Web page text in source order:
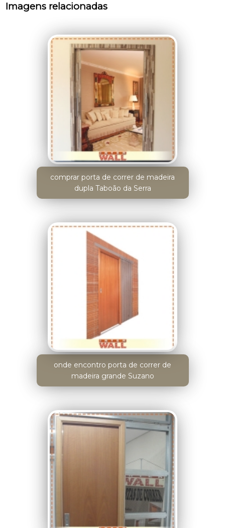
Imagens relacionadas
comprar porta de correr de madeira
dupla Taboão da Serra
onde encontro porta de correr de
madeira grande Suzano